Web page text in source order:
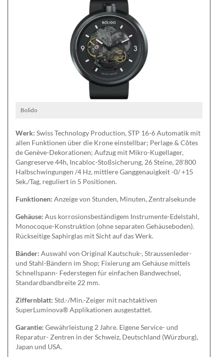
Bolido
Werk: Swiss Technology Production, STP 16-6 Automatik mit
allen Funktionen über die Krone einstellbar; Perlage & Côtes
de Genève-Dekorationen; Aufzug mit Mikro-Kugellager,
Gangreserve 44h, Incabloc-Stoßsicherung, 26 Steine, 28'800
Halbschwingungen /4 Hz, mittlere Ganggenauigkeit -0/ +15
Sek./Tag, reguliert in 5 Positionen.
Funktionen: Anzeige von Stunden, Minuten, Zentralsekunde
Gehäuse: Aus korrosionsbeständigem Instrumente-Edelstahl,
Monocoque-Konstruktion (ohne separaten Gehäuseboden).
Rückseitige Saphirglas mit Sicht auf das Werk.
Bänder: Auswahl von Original Kautschuk-, Straussenleder-
und Stahl-Bändern im Shop; Fixierung am Gehäuse mittels
Schnellspann- Federstegen für einfachen Bandwechsel,
Standardbandbreite 22 mm.
Ziffernblatt: Std.-/Min.-Zeiger mit nachtaktiven
SuperLuminova® Applikationen ausgestattet.
Garantie: Gewährleistung 2 Jahre. Eigene Service- und
Reparatur- Zentren in der Schweiz, Deutschland (Würzburg),
Japan und USA.